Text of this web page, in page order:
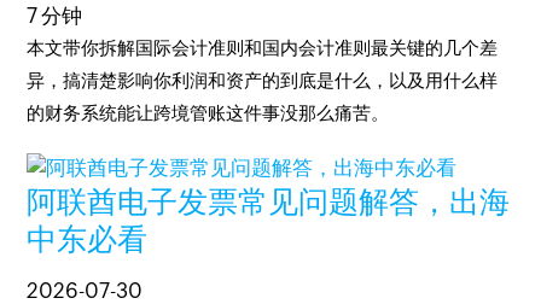
7 分钟
本文带你拆解国际会计准则和国内会计准则最关键的几个差
异，搞清楚影响你利润和资产的到底是什么，以及用什么样
的财务系统能让跨境管账这件事没那么痛苦。
阿联酋电子发票常见问题解答，出海
中东必看
2026-07-30